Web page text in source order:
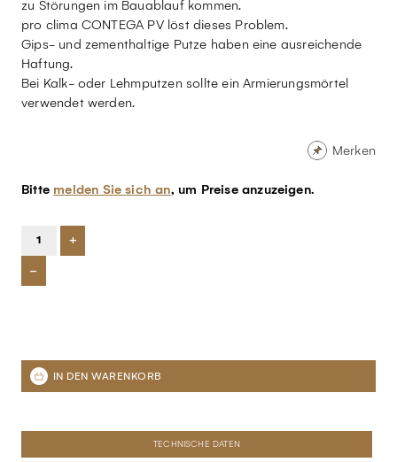
zu Störungen im Bauablauf kommen.
pro clima CONTEGA PV löst dieses Problem.
Gips- und zementhaltige Putze haben eine ausreichende
Haftung.
Bei Kalk- oder Lehmputzen sollte ein Armierungsmörtel
verwendet werden.
Merken
Bitte melden Sie sich an, um Preise anzuzeigen.
+
-
TECHNISCHE DATEN